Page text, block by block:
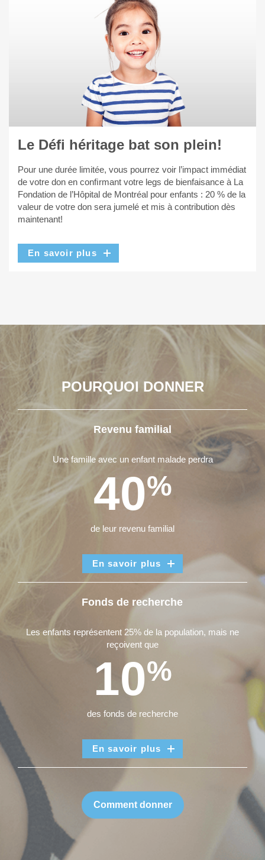
Le Défi héritage bat son plein!
Pour une durée limitée, vous pourrez voir l’impact immédiat
de votre don en conﬁrmant votre legs de bienfaisance à La
Fondation de l’Hôpital de Montréal pour enfants : 20 % de la
valeur de votre don sera jumelé et mis à contribution dès
maintenant!
En savoir plus
POURQUOI DONNER
Revenu familial
Une famille avec un enfant malade perdra
40%
de leur revenu familial
En savoir plus
Fonds de recherche
Les enfants représentent 25% de la population, mais ne
reçoivent que
10%
des fonds de recherche
En savoir plus
Comment donner